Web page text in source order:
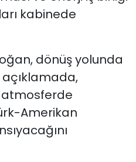
kabinede
dönüş yolunda
atmosferde
Amerikan